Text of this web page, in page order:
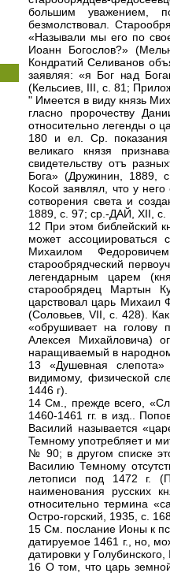
большим уважением,
безмолствовал.
«Называли мы его по
Иоанн Богослов?»
Кондратий Селиванов
заявляя: «я Бог над
(Кельсиев, III, с. 81;
" Имеется в виду князь
гласно пророчеству
относительно легенды о
180 и ел. Ср.
великаго князя
свидетельству отъ
Бога» (Дружинин, 1889,
Косой заявлял, что у
сотворения света и
1889, с. 97; ср.-ДАЙ, XII,
12 При этом библейский
может
Михаилом
старообрядческий
легендарным царем
старообрядец Мартын
царствовал царь Михаил
(Соловьев, VII, с. 428).
«обрушивает на голову
Алексея Михайловича)
наращиваемый в
13 «Душевная слепота»
видимому, физической
1446 г).
14 См., прежде всего,
1460-1461 гг. в изд..
Василий называется
Темному употребляет и
№ 90; в другом списке
Василию Темному
летописи под 1472 г.
наименования русских
относительно термина
Остро-горский, 1935, с.
15 См. послание Ионы к
датируемое 1461 г., но,
датировки у
16 О том, что царь